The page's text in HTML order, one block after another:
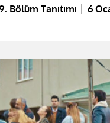
Bölüm Tanıtımı │ 6